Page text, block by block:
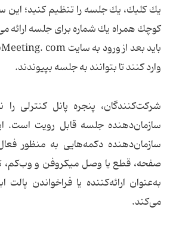
یك كلیك، یك جلسه را تنظیم كنید؛ این
كوچك همراه یك شماره برای جلسه ارائه
وارد كنند تا بتوانند به جلسه بپیوندند.
شركت‌كنندگان، پنجره پانل كنترلی
سازمان‌دهنده جلسه قابل رویت است.
سازمان‌دهنده دكمه‌هایی به منظور
صفحه، قطع یا وصل میكروفن و
به‌عنوان ارائه‌كننده یا فراخواندن پالت
می‌كند.